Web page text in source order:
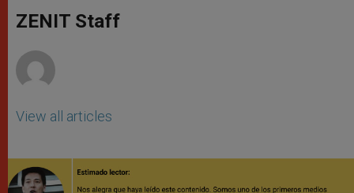
p
p
g
e
o
k
ZENIT Staff
View all articles